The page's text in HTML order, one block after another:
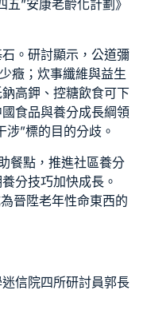
”安康老齡化計劃》
。研討顯示，公道彌
癥；炊事纖維與益生
高鉀、控糖飲食可下
食品與養分成長綱領
”標的目的分歧。
餐點，推進社區養分
分技巧加快成長。
晉陞老年性命東西的
信院四所研討員郭長